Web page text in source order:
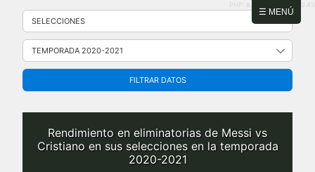
☰ MENÚ
Saltar
contenido
PHP: 8.2.31 | MySQL: 8.0.43
FILTRAR DATOS
Rendimiento en eliminatorias de Messi vs
Cristiano en sus selecciones en la temporada
2020-2021